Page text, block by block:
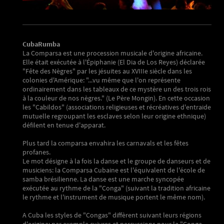
CubaRumba
La Comparsa est une procession musicale d'origine africaine.
Elle était exécutée à l'Épiphanie (El Dia de Los Reyes) déclarée
"Fête des Nègres" par les jésuites au XVIIIe siècle dans les
colonies d'Amérique: "...vu même que l'on représente
ordinairement dans les tableaux de ce mystère un des trois rois
à la couleur de nos nègres." (Le Père Mongin). En cette occasion
les "Cabildos" (associations religieuses et récréatives d'entraide
mutuelle regroupant les esclaves selon leur origine ethnique)
défilent en tenue d'apparat.
Plus tard la comparsa envahira les carnavals et les fêtes
profanes.
Le mot désigne à la fois la danse et le groupe de danseurs et de
musiciens: la Comparsa Cubaine est l'équivalent de l'école de
samba brésilienne. La danse est une marche syncopée
exécutée au rythme de la "Conga" (suivant la tradition africaine
le rythme et l'instrument de musique portent le même nom).
A Cuba les styles de "Congas" diffèrent suivant leurs régions